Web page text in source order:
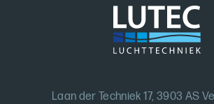
Laan der Techniek 17, 3903 AS